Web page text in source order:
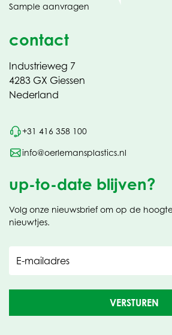
Sample aanvragen
contact
Industrieweg 7
4283 GX Giessen
Nederland
+31 416 358 100
info@oerlemansplastics.nl
up-to-date blijven?
Volg onze nieuwsbrief om op de
nieuwtjes.
E-mailadres
VERSTUREN